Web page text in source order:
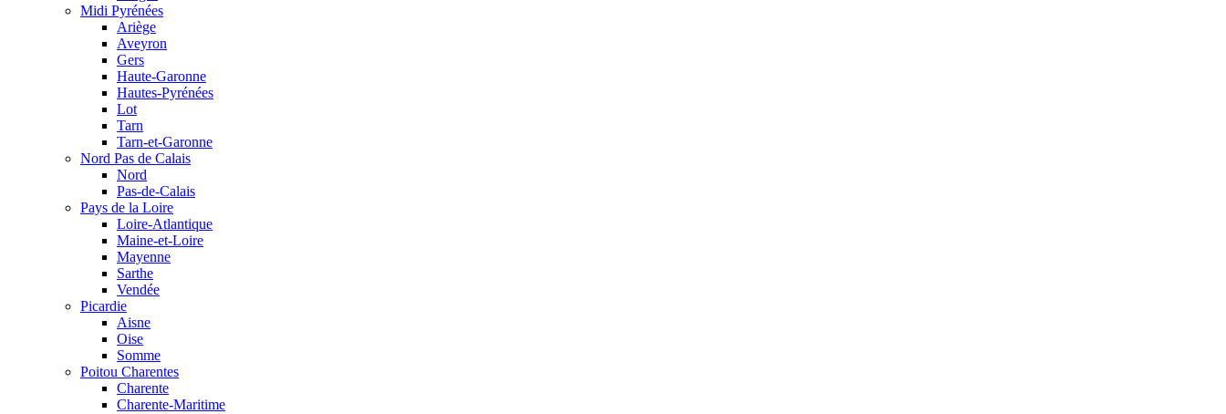
Midi Pyrénées
Ariège
Aveyron
Gers
Haute-Garonne
Hautes-Pyrénées
Lot
Tarn
Tarn-et-Garonne
Nord Pas de Calais
Nord
Pas-de-Calais
Pays de la Loire
Loire-Atlantique
Maine-et-Loire
Mayenne
Sarthe
Vendée
Picardie
Aisne
Oise
Somme
Poitou Charentes
Charente
Charente-Maritime